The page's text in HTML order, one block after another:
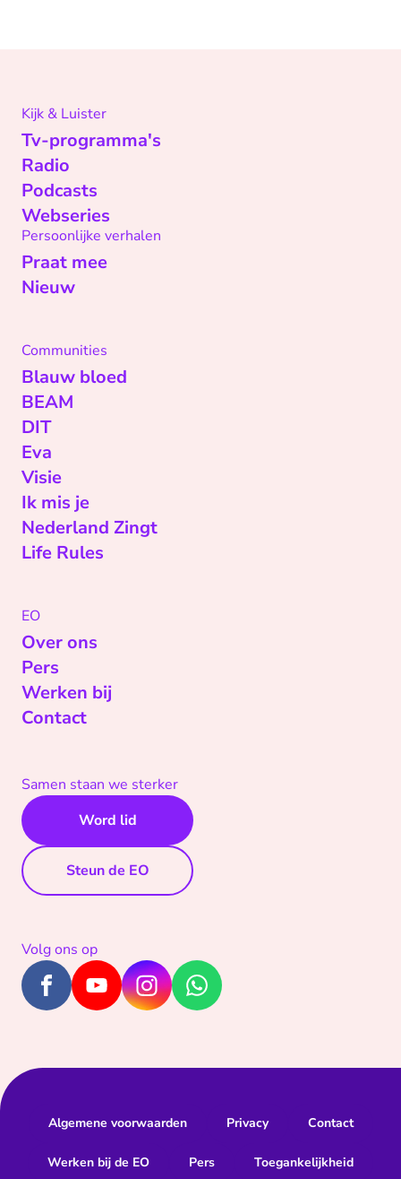
Kijk & Luister
Tv-programma's
Radio
Podcasts
Webseries
Persoonlijke verhalen
Praat mee
Nieuw
Communities
Blauw bloed
BEAM
DIT
Eva
Visie
Ik mis je
Nederland Zingt
Life Rules
EO
Over ons
Pers
Werken bij
Contact
Samen staan we sterker
Word lid
Steun de EO
Volg ons op
Algemene voorwaarden Privacy Contact
Werken bij de EO Pers Toegankelijkheid